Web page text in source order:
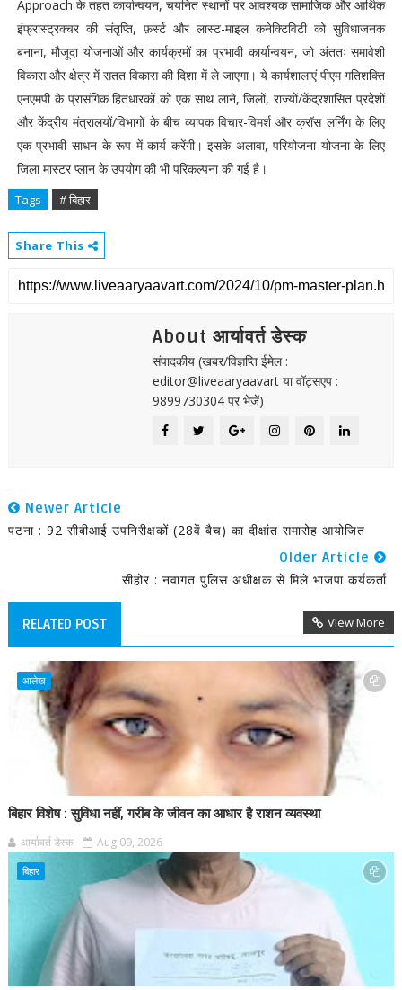
Approach के तहत कार्यान्वयन, चयनित स्थानों पर आवश्यक सामाजिक और आर्थिक
इंफ्रास्ट्रक्चर की संतृप्ति, फ़र्स्ट और लास्ट-माइल कनेक्टिविटी को सुविधाजनक
बनाना, मौजूदा योजनाओं और कार्यक्रमों का प्रभावी कार्यान्वयन, जो अंततः समावेशी
विकास और क्षेत्र में सतत विकास की दिशा में ले जाएगा। ये कार्यशालाएं पीएम गतिशक्ति
एनएमपी के प्रासंगिक हितधारकों को एक साथ लाने, जिलों, राज्यों/केंद्रशासित प्रदेशों
और केंद्रीय मंत्रालयों/विभागों के बीच व्यापक विचार-विमर्श और क्रॉस लर्निंग के लिए
एक प्रभावी साधन के रूप में कार्य करेंगी। इसके अलावा, परियोजना योजना के लिए
जिला मास्टर प्लान के उपयोग की भी परिकल्पना की गई है।
Tags # बिहार
Share This
About आर्यावर्त डेस्क
संपादकीय (खबर/विज्ञप्ति ईमेल :
editor@liveaaryaavart या वॉट्सएप :
9899730304 पर भेजें)
Newer Article
पटना : 92 सीबीआई उपनिरीक्षकों (28वें बैच) का दीक्षांत समारोह आयोजित
Older Article
सीहोर : नवागत पुलिस अधीक्षक से मिले भाजपा कर्यकर्ता
RELATED POST View More
आलेख
बिहार विशेष : सुविधा नहीं, गरीब के जीवन का आधार है राशन व्यवस्था
आर्यावर्त डेस्क Aug 09, 2026
बिहार